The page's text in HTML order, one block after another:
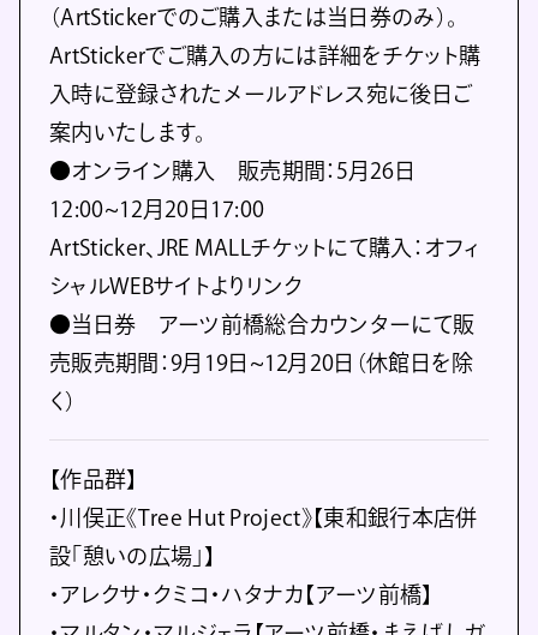
（ArtStickerでのご購入または当⽇券のみ）。
ArtStickerでご購入の⽅には詳細をチケット購
入時に登録されたメールアドレス宛に後⽇ご
案内いたします。
●オンライン購入 販売期間：5⽉26⽇
12:00~12⽉20⽇17:00
ArtSticker、JRE MALLチケットにて購入：オフィ
シャルWEBサイトよりリンク
●当日券 アーツ前橋総合カウンターにて販
売販売期間：9⽉19⽇~12⽉20⽇（休館⽇を除
く）
【作品群】
・川俣正《Tree Hut Project》【東和銀行本店併
設「憩いの広場」】
・アレクサ・クミコ・ハタナカ【アーツ前橋】